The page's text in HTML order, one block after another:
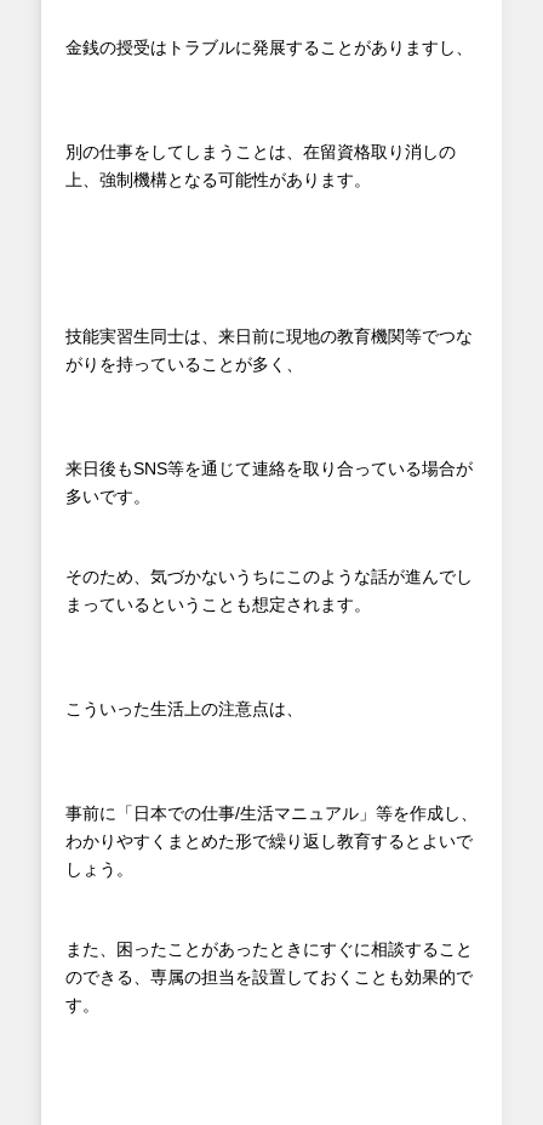
金銭の授受はトラブルに発展することがありますし、
別の仕事をしてしまうことは、在留資格取り消しの
上、強制機構となる可能性があります。
技能実習生同士は、来日前に現地の教育機関等でつな
がりを持っていることが多く、
来日後もSNS等を通じて連絡を取り合っている場合が
多いです。
そのため、気づかないうちにこのような話が進んでし
まっているということも想定されます。
こういった生活上の注意点は、
事前に「日本での仕事/生活マニュアル」等を作成し、
わかりやすくまとめた形で繰り返し教育するとよいで
しょう。
また、困ったことがあったときにすぐに相談すること
のできる、専属の担当を設置しておくことも効果的で
す。